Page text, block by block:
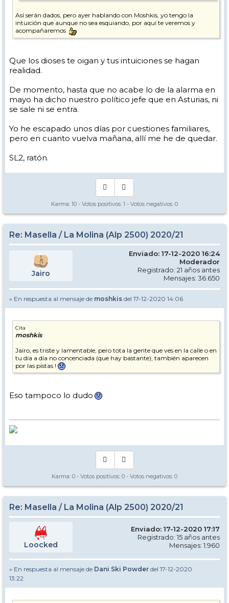
Así serán dados, pero ayer hablando con Moshkis, yo tengo la
intuición que aunque no sea esquiando, por aquí te veremos y
acompañaremos
Que los dioses te oigan y tus intuiciones se hagan
realidad.
De momento, hasta que no acabe lo de la alarma en
mayo ha dicho nuestro político jefe que en Asturias, ni
se sale ni se entra.
Yo he escapado unos días por cuestiones familiares,
pero en cuanto vuelva mañana, allí me he de quedar.
SL2, ratón.
Karma: 10 - Votos positivos: 1 - Votos negativos: 0
Re: Masella / La Molina (Alp 2500) 2020/21
Jairo
Enviado: 17-12-2020 16:24
Moderador
Registrado: 21 años antes
Mensajes: 36.650
» En respuesta al mensaje de moshkis del 17-12-2020 14:06
Cita
moshkis
Jairo, es triste y lamentable, pero tota la gente que ves en la calle o en
tu día a día no concenciada (que hay bastante), también aparecen
por las pistas !
Eso tampoco lo dudo
Karma: 0 - Votos positivos: 0 - Votos negativos: 0
Re: Masella / La Molina (Alp 2500) 2020/21
Loocked
Enviado: 17-12-2020 17:17
Registrado: 15 años antes
Mensajes: 1.960
» En respuesta al mensaje de Dani Ski Powder del 17-12-2020
13:22